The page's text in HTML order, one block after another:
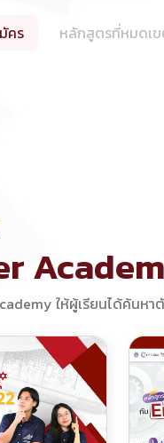
คร หลักสูตรที่หมดเ
ให้ผู้เรียนได้ค้นห